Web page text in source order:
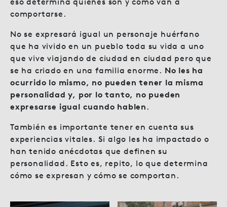
comportarse.
No se expresará igual un personaje huérfano
que ha vivido en un pueblo toda su vida a uno
que vive viajando de ciudad en ciudad pero que
se ha criado en una familia enorme. No les ha
ocurrido lo mismo, no pueden tener la misma
personalidad y, por lo tanto, no pueden
expresarse igual cuando hablen .
También es importante tener en cuenta sus
experiencias vitales. Si algo les ha impactado o
han tenido anécdotas que definen su
personalidad. Esto es, repito, lo que determina
cómo se expresan y cómo se comportan.